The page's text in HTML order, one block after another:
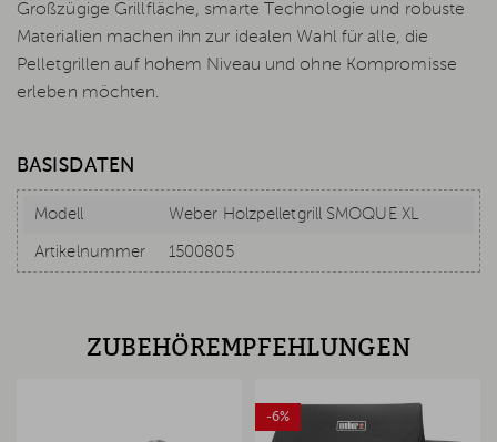
Großzügige Grillfläche, smarte Technologie und robuste
Materialien machen ihn zur idealen Wahl für alle, die
Pelletgrillen auf hohem Niveau und ohne Kompromisse
erleben möchten.
BASISDATEN
Modell Weber Holzpelletgrill SMOQUE XL
Artikelnummer 1500805
ZUBEHÖREMPFEHLUNGEN
-6%